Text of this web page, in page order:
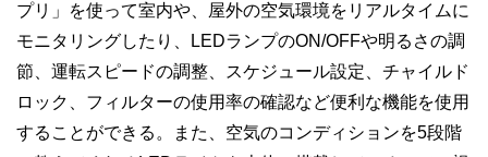
プリ」を使って室内や、屋外の空気環境をリアルタイムに
モニタリングしたり、LEDランプのON/OFFや明るさの調
節、運転スピードの調整、スケジュール設定、チャイルド
ロック、フィルターの使用率の確認など便利な機能を使用
することができる。また、空気のコンディションを5段階